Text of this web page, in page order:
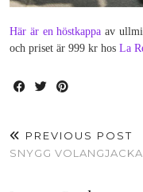
Här är en höstkappa av
och priset är 999 kr hos La
PREVIOUS POST
SNYGG VOLANGJACKA